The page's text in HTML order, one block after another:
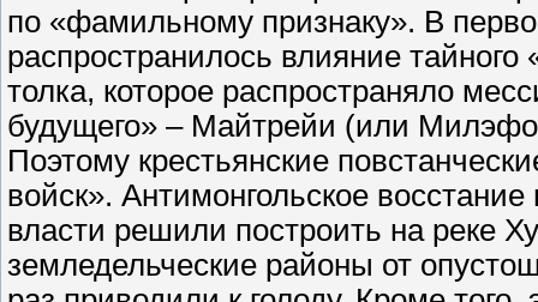
по «фамильному признаку». В
распространилось влияние тайного
толка, которое распространяло
будущего» – Майтрейи (или
Поэтому крестьянские
войск». Антимонгольское
власти решили построить на реке
земледельческие районы от